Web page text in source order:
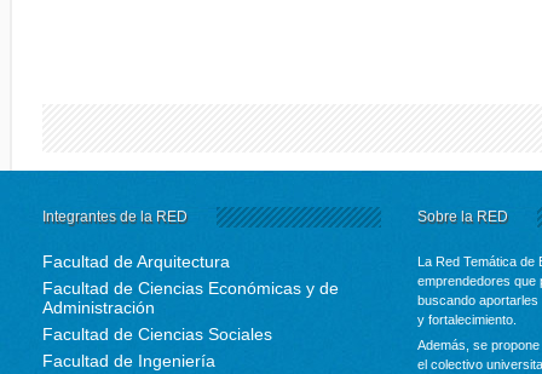
Integrantes de la RED
Facultad de Arquitectura
Facultad de Ciencias Económicas y de
Administración
Facultad de Ciencias Sociales
Facultad de Ingeniería
Sobre la RED
La Red Temática de
emprendedores que
buscando
y fortalecimiento.
Además, se
el colectivo